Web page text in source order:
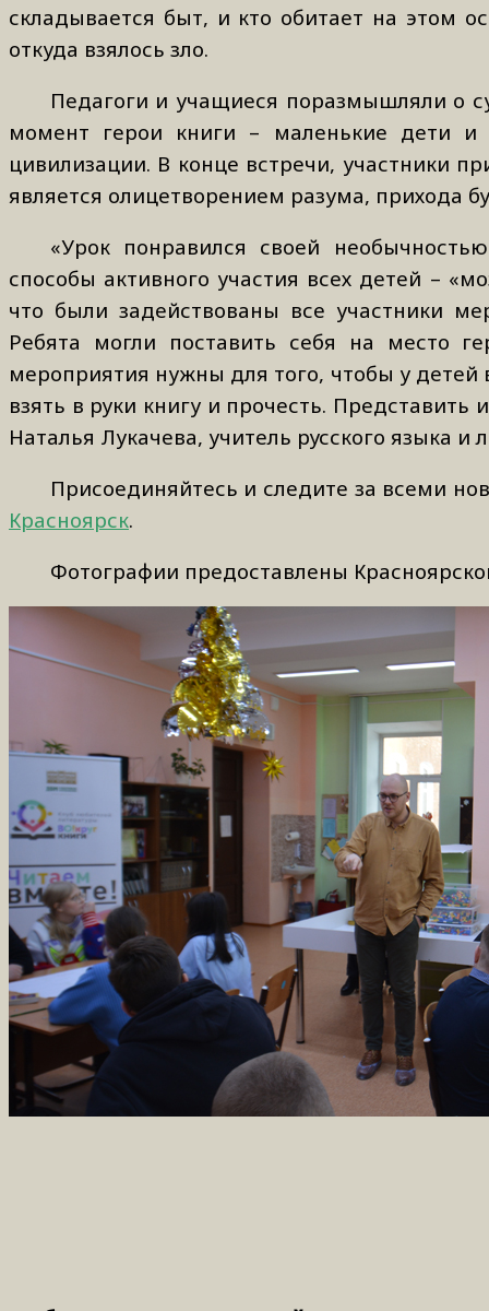
складывается быт, и кто обитает на этом
откуда взялось зло.
Педагоги и учащиеся поразмышляли о
момент герои книги – маленькие дети и
цивилизации. В конце встречи, участники
является олицетворением разума, прихода
«Урок понравился своей
способы активного участия всех детей –
что были задействованы все участники
Ребята могли поставить себя на место
мероприятия нужны для того, чтобы у детей
взять в руки книгу и прочесть.
Наталья Лукачева, учитель русского языка и
Присоединяйтесь и следите за всеми
Красноярск.
Фотографии предоставлены